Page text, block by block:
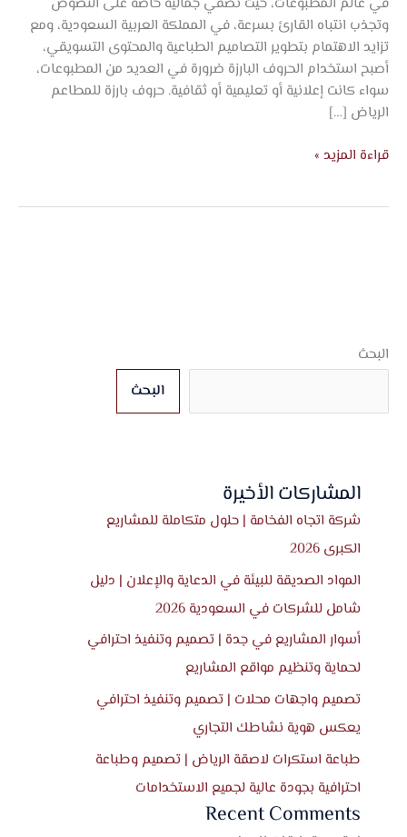
البحث
البحث
المشاركات الأخيرة
شركة اتجاه الفخامة | حلول متكاملة للمشاريع
الكبرى 2026
المواد الصديقة للبيئة في الدعاية والإعلان | دليل
شامل للشركات في السعودية 2026
أسوار المشاريع في جدة | تصميم وتنفيذ احترافي
لحماية وتنظيم مواقع المشاريع
تصميم واجهات محلات | تصميم وتنفيذ احترافي
يعكس هوية نشاطك التجاري
طباعة استكرات لاصقة الرياض | تصميم وطباعة
احترافية بجودة عالية لجميع الاستخدامات
Recent Comments
وتجذب انتباه القارئ بسرعة، في المملكة العربية السعودية، ومع
تزايد الاهتمام بتطوير التصاميم الطباعية والمحتوى التسويقي،
أصبح استخدام الحروف البارزة ضرورة في العديد من المطبوعات،
سواء كانت إعلانية أو تعليمية أو ثقافية. حروف بارزة للمطاعم
الرياض […]
قراءة المزيد »